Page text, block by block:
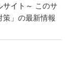
イト～ このサ
策」の最新情報